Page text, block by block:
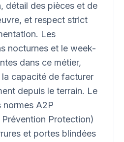
détail des pièces et de
et respect strict
Les
nocturnes et le week-
dans ce métier,
la capacité de facturer
depuis le terrain. Le
normes A2P
Prévention Protection)
et portes blindées